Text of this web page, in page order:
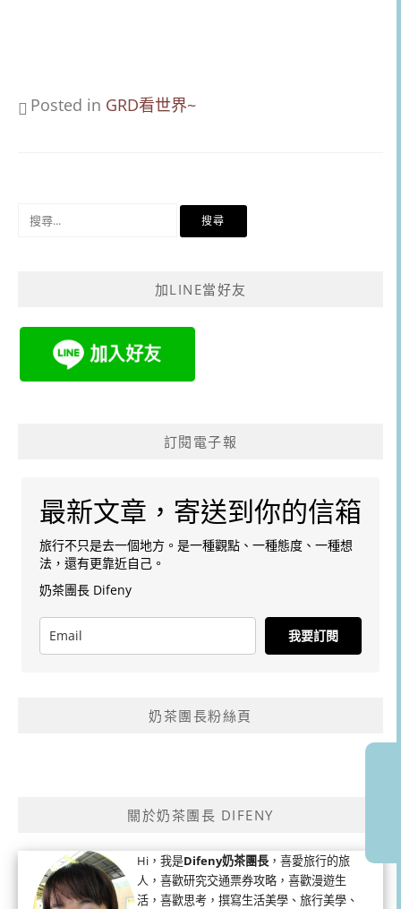
Posted in GRD看世界~
加LINE當好友
訂閱電子報
最新文章，寄送到你的信箱
旅行不只是去一個地方。是一種觀點、一種態度、一種想
法，還有更靠近自己。
奶茶團長 Difeny
我要訂閱
奶茶團長粉絲頁
關於奶茶團長 DIFENY
Hi，我是Difeny奶茶團長 ，喜愛旅行的旅
人，喜歡研究交通票券攻略，喜歡漫遊生
活，喜歡思考，撰寫生活美學、旅行美學、